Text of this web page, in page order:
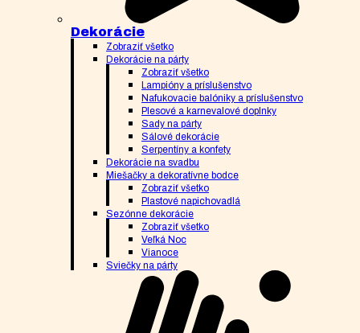
Dekorácie
Zobraziť všetko
Dekorácie na párty
Zobraziť všetko
Lampióny a príslušenstvo
Nafukovacie balóniky a príslušenstvo
Plesové a karnevalové doplnky
Sady na párty
Sálové dekorácie
Serpentíny a konfety
Dekorácie na svadbu
Miešačky a dekoratívne bodce
Zobraziť všetko
Plastové napichovadlá
Sezónne dekorácie
Zobraziť všetko
Veľká Noc
Vianoce
Sviečky na párty